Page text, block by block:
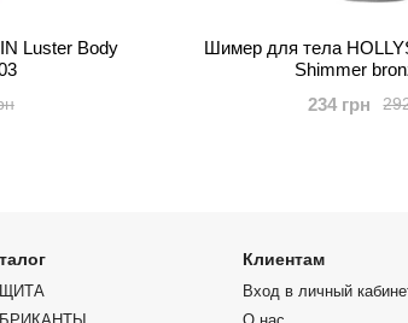
Luster Body
Шимер для тела
Shimmer
234 грн
Клиентам
Вход в личный